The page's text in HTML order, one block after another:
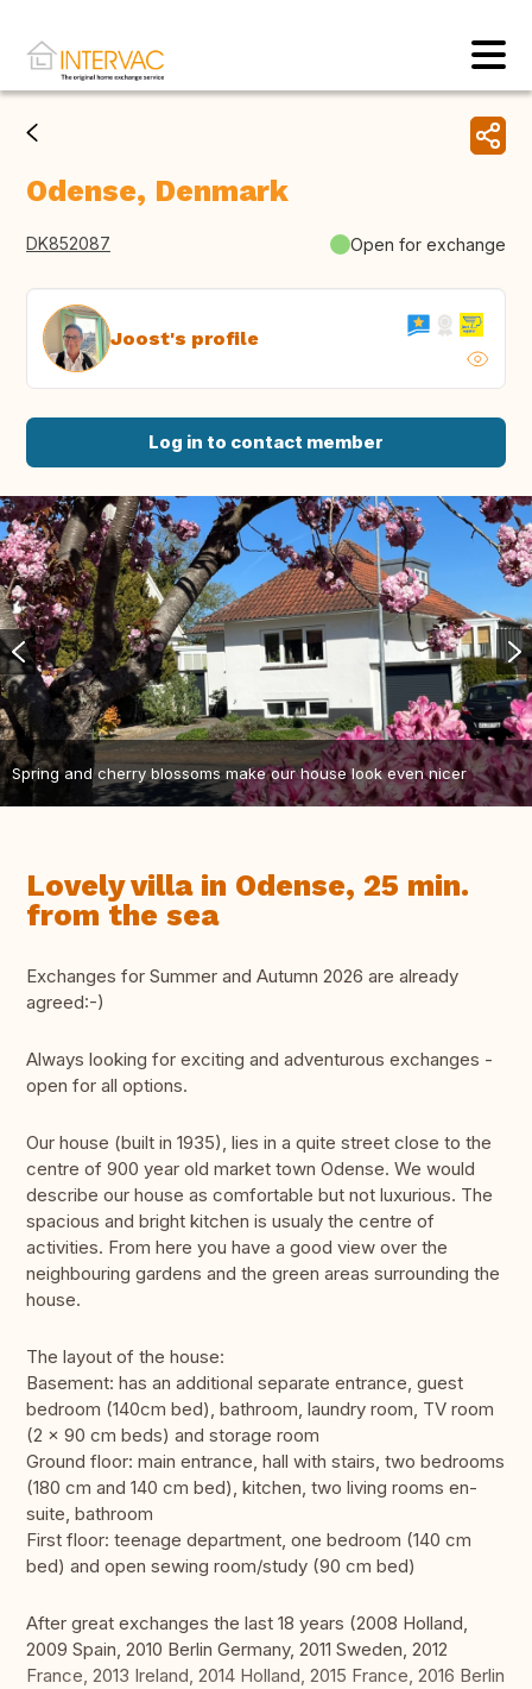
Odense, Denmark
DK852087 Open for exchange
Joost's profile
Log in to contact member
Spring and cherry blossoms make our house look even nicer
Lovely villa in Odense, 25 min.
from the sea
Exchanges for Summer and Autumn 2026 are already
agreed:-)
Always looking for exciting and adventurous exchanges -
open for all options.
Our house (built in 1935), lies in a quite street close to the
centre of 900 year old market town Odense. We would
describe our house as comfortable but not luxurious. The
spacious and bright kitchen is usualy the centre of
activities. From here you have a good view over the
neighbouring gardens and the green areas surrounding the
house.
The layout of the house:
Basement: has an additional separate entrance, guest
bedroom (140cm bed), bathroom, laundry room, TV room
(2 x 90 cm beds) and storage room
Ground floor: main entrance, hall with stairs, two bedrooms
(180 cm and 140 cm bed), kitchen, two living rooms en-
suite, bathroom
First floor: teenage department, one bedroom (140 cm
bed) and open sewing room/study (90 cm bed)
After great exchanges the last 18 years (2008 Holland,
2009 Spain, 2010 Berlin Germany, 2011 Sweden, 2012
France, 2013 Ireland, 2014 Holland, 2015 France, 2016 Berlin